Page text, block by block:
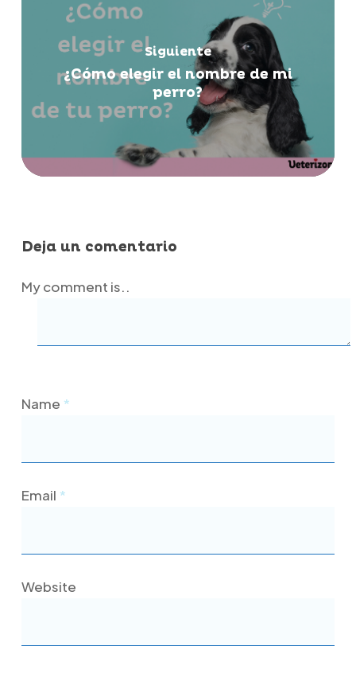
Siguiente
¿Cómo elegir el nombre de mi
perro?
Deja un comentario
My comment is..
Name *
Email *
Website